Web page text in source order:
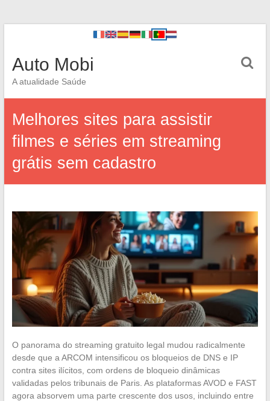
Auto Mobi
A atualidade Saúde
Melhores sites para assistir
filmes e séries em streaming
grátis sem cadastro
O panorama do streaming gratuito legal mudou radicalmente
desde que a ARCOM intensificou os bloqueios de DNS e IP
contra sites ilícitos, com ordens de bloqueio dinâmicas
validadas pelos tribunais de Paris. As plataformas AVOD e FAST
agora absorvem uma parte crescente dos usos, incluindo entre